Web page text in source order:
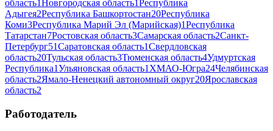
область1Новгородская область1Республика
Адыгея2Республика Башкортостан20Республика
Коми3Республика Марий Эл (Марийская)1Республика
Татарстан7Ростовская область3Самарская область2Санкт-
Петербург51Саратовская область1Свердловская
область20Тульская область3Тюменская область4Удмуртская
Республика1Ульяновская область1 ХМАО-Югра24Челябинская
область2Ямало-Ненецкий автономный округ20Ярославская
область2
Работодатель